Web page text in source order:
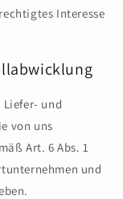
Interesse
und
von uns
Art. 6 Abs. 1
und